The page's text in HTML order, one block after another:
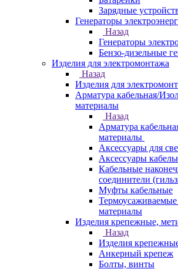
Зарядные
Генераторы
Назад
Генераторы
Бензо-дизельные
Изделия для электромонтажа
Назад
Изделия для
Арматура кабельная/
материалы
Назад
Арматура
материалы
Аксессуары для
Аксессуары
Кабельные
соединители
Муфты кабельные
материалы
Изделия крепежные,
Назад
Изделия
Анкерный крепеж
Болты, винты